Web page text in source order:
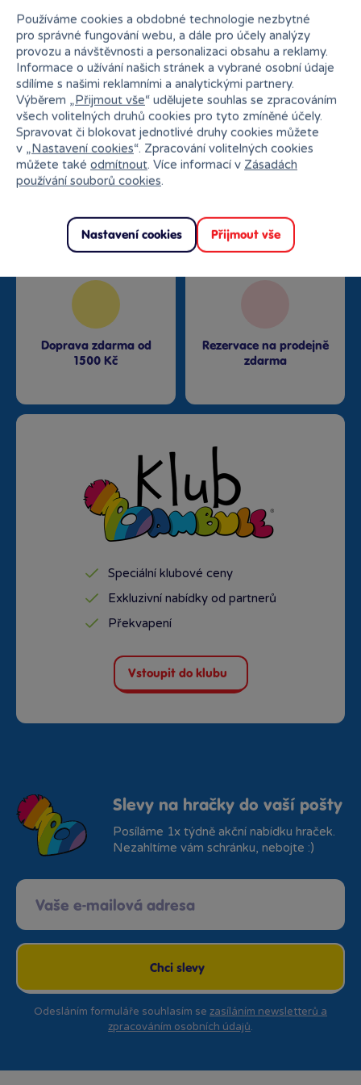
Proč nakupovat v Bambuli?
Nejširší sortiment na
Doprava zdarma od
1500 Kč
Rezervace na prodejně
zdarma
Speciální klubové ceny
Exkluzivní nabídky od partnerů
Překvapení
Vstoupit do klubu
Slevy na hračky do vaší pošty
Posíláme 1x týdně akční nabídku hraček.
Nezahltíme vám schránku, nebojte :)
Chci slevy
Odesláním formuláře souhlasím se zasíláním newsletterů a
zpracováním osobních údajů.
Používáme cookies a obdobné technologie nezbytné
pro správné fungování webu, a dále pro účely analýzy
provozu a návštěvnosti a personalizaci obsahu a reklamy.
Informace o užívání našich stránek a vybrané osobní údaje
sdílíme s našimi reklamními a analytickými partnery.
Výběrem „Přijmout vše“ udělujete souhlas se zpracováním
všech volitelných druhů cookies pro tyto zmíněné účely.
Spravovat či blokovat jednotlivé druhy cookies můžete
v „Nastavení cookies“. Zpracování volitelných cookies
můžete také odmítnout. Více informací v Zásadách
používání souborů cookies.
Nastavení cookies Přijmout vše